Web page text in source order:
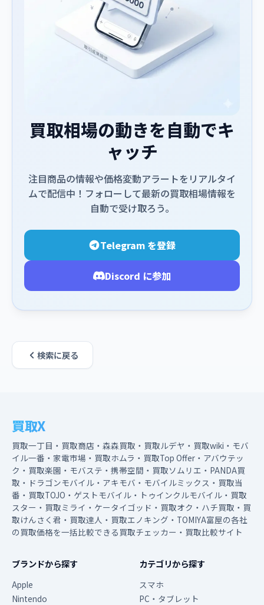
買取相場の動きを自動でキ
ャッチ
注目商品の情報や価格変動アラートをリアルタイ
ムで配信中！フォローして最新の買取相場情報を
自動で受け取ろう。
Telegram を登録
Discord に参加
検索に戻る
買取X
買取一丁目・買取商店・森森買取・買取ルデヤ・買取wiki・モバ
イル一番・家電市場・買取ホムラ・買取Top Offer・アバウテッ
ク・買取楽園・モバステ・携帯空間・買取ソムリエ・PANDA買
取・ドラゴンモバイル・アキモバ・モバイルミックス・買取当
番・買取TOJO・ゲストモバイル・トゥインクルモバイル・買取
スター・買取ミライ・ケータイゴッド・買取オク・ハチ買取・買
取けんさく君・買取達人・買取エノキング・TOMIYA富屋の各社
の買取価格を一括比較できる買取チェッカー・買取比較サイト
ブランドから探す
Apple
Nintendo
カテゴリから探す
スマホ
PC・タブレット